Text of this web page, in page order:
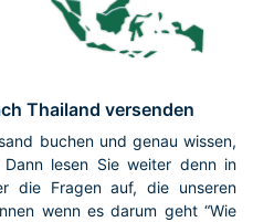
Thailand versenden
buchen und genau wissen,
lesen Sie weiter denn in
die Fragen auf, die unseren
wenn es darum geht “Wie